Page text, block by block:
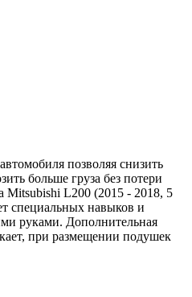
позволяя снизить
больше груза без потери
Mitsubishi L200 (2015 - 2018, 5
специальных навыков и
руками. Дополнительная
при размещении подушек